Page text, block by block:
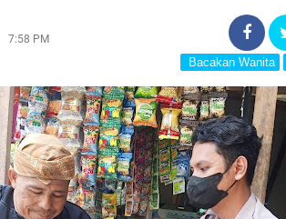
7:58 PM
Bacakan Wanita